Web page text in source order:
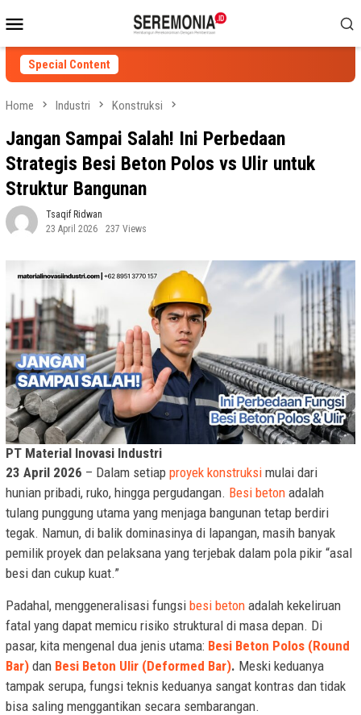
to
contentMenu
Special Content
Home Industri Konstruksi
Jangan Sampai Salah! Ini Perbedaan
Strategis Besi Beton Polos vs Ulir untuk
Struktur Bangunan
Tsaqif Ridwan
23 April 2026
237 Views
PT Material Inovasi Industri
23 April 2026 – Dalam setiap proyek konstruksi mulai dari
hunian pribadi, ruko, hingga pergudangan. Besi beton adalah
tulang punggung utama yang menjaga bangunan tetap berdiri
tegak. Namun, di balik dominasinya di lapangan, masih banyak
pemilik proyek dan pelaksana yang terjebak dalam pola pikir “asal
besi dan cukup kuat.”
Padahal, menggeneralisasi fungsi besi beton adalah kekeliruan
fatal yang dapat memicu risiko struktural di masa depan. Di
pasar, kita mengenal dua jenis utama: Besi Beton Polos (Round
Bar) dan Besi Beton Ulir (Deformed Bar). Meski keduanya
tampak serupa, fungsi teknis keduanya sangat kontras dan tidak
bisa saling menggantikan secara sembarangan.